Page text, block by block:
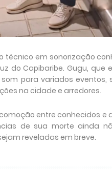
técnico em sonorização
do Capibaribe. Gugu, que
para variados eventos,
na cidade e arredores.
entre conhecidos e
de sua morte ainda
reveladas em breve.